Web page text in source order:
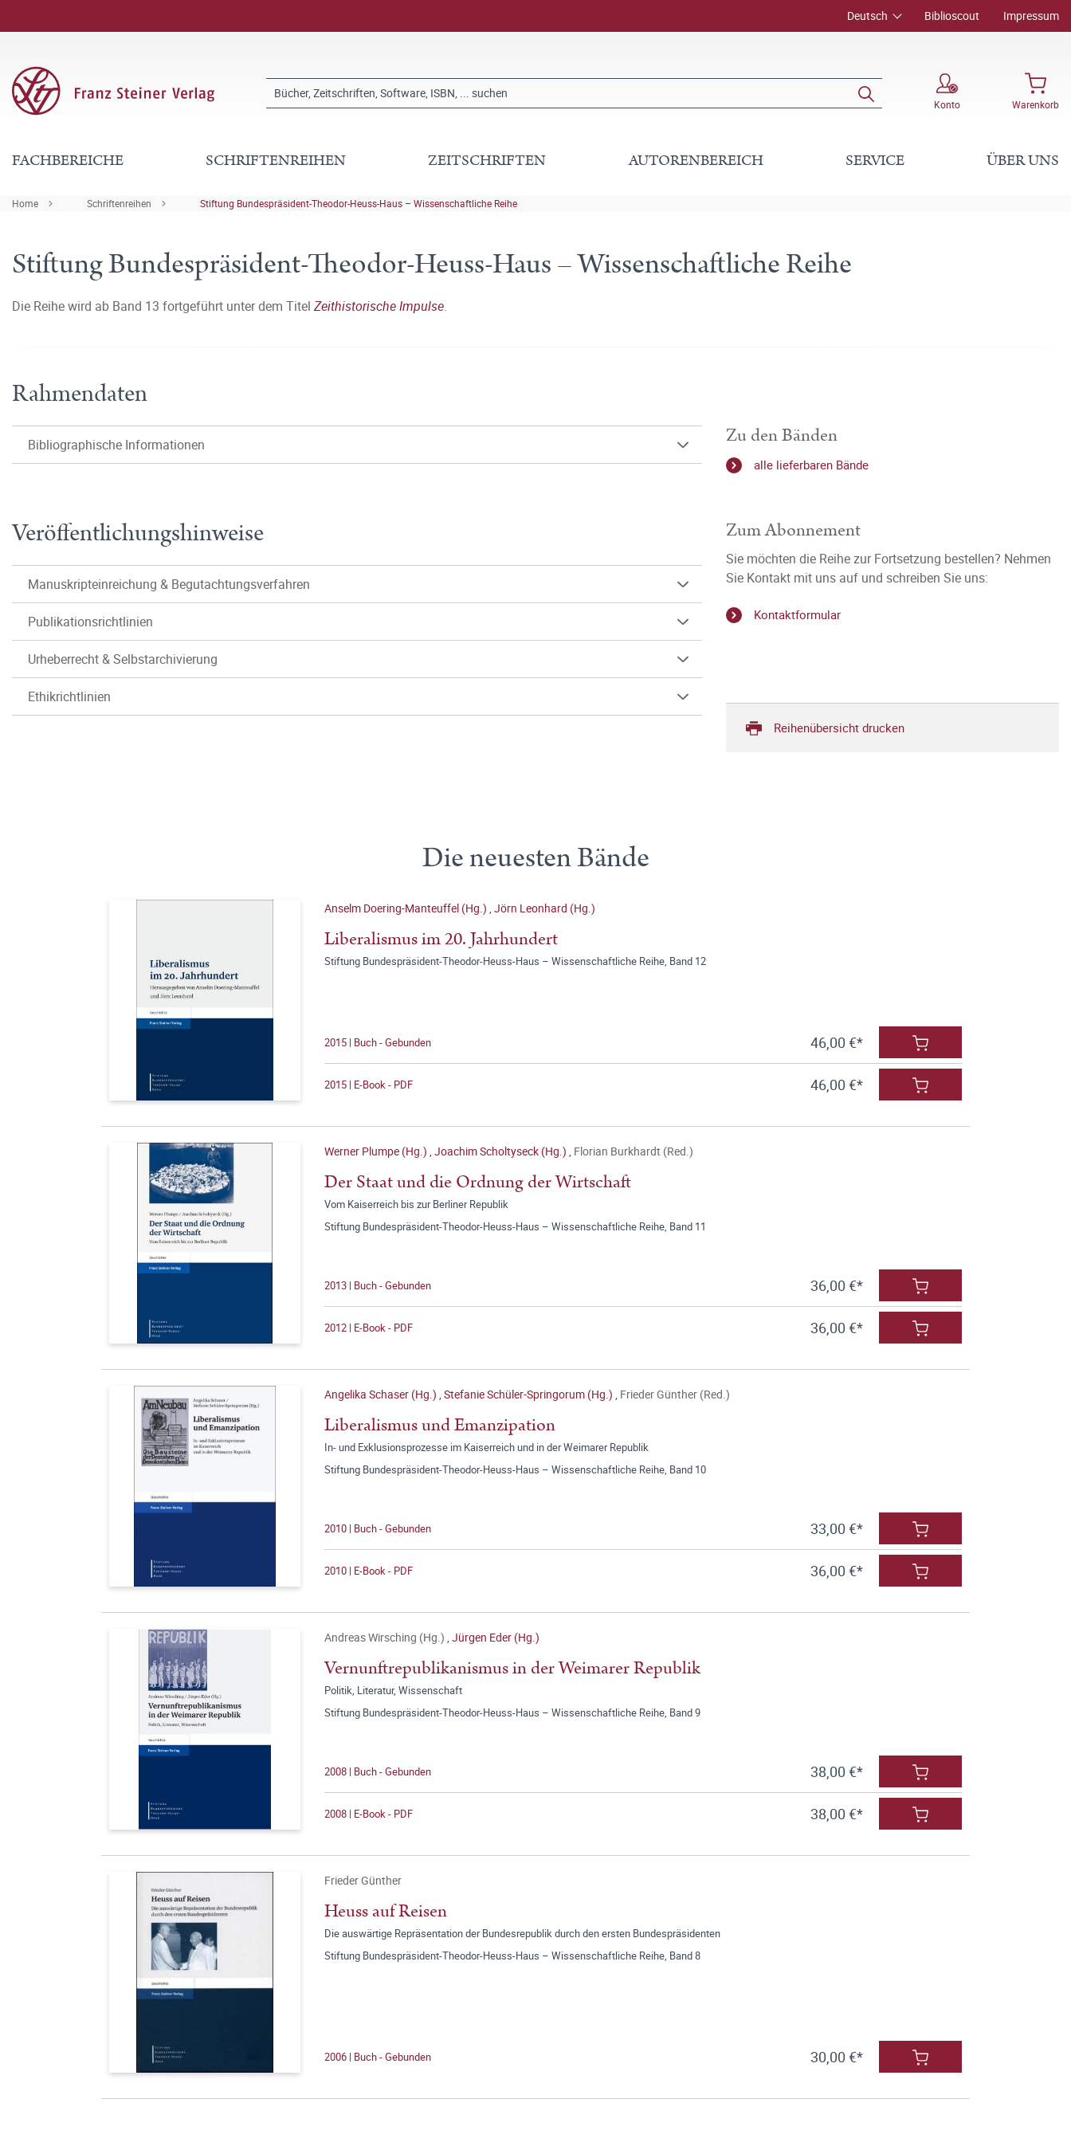
Deutsch Biblioscout Impressum
Konto Warenkorb
FACHBEREICHE SCHRIFTENREIHEN ZEITSCHRIFTEN AUTORENBEREICH SERVICE ÜBER UNS
Home Schriftenreihen Stiftung Bundespräsident-Theodor-Heuss-Haus – Wissenschaftliche Reihe
Stiftung Bundespräsident-Theodor-Heuss-Haus – Wissenschaftliche Reihe
Die Reihe wird ab Band 13 fortgeführt unter dem Titel Zeithistorische Impulse.
Rahmendaten
Bibliographische Informationen
Veröffentlichungshinweise
Manuskripteinreichung & Begutachtungsverfahren
Publikationsrichtlinien
Urheberrecht & Selbstarchivierung
Ethikrichtlinien
Zu den Bänden
alle lieferbaren Bände
Zum Abonnement
Sie möchten die Reihe zur Fortsetzung bestellen? Nehmen
Sie Kontakt mit uns auf und schreiben Sie uns:
Kontaktformular
Reihenübersicht drucken
Die neuesten Bände
Anselm Doering-Manteuffel (Hg.) Jörn Leonhard (Hg.)
Liberalismus im 20. Jahrhundert
Stiftung Bundespräsident-Theodor-Heuss-Haus – Wissenschaftliche Reihe, Band 12
2015 | Buch - Gebunden 46,00 €*
2015 | E-Book - PDF 46,00 €*
Werner Plumpe (Hg.) Joachim Scholtyseck (Hg.) Florian Burkhardt (Red.)
Der Staat und die Ordnung der Wirtschaft
Vom Kaiserreich bis zur Berliner Republik
Stiftung Bundespräsident-Theodor-Heuss-Haus – Wissenschaftliche Reihe, Band 11
2013 | Buch - Gebunden 36,00 €*
2012 | E-Book - PDF 36,00 €*
Angelika Schaser (Hg.) Stefanie Schüler-Springorum (Hg.) Frieder Günther (Red.)
Liberalismus und Emanzipation
In- und Exklusionsprozesse im Kaiserreich und in der Weimarer Republik
Stiftung Bundespräsident-Theodor-Heuss-Haus – Wissenschaftliche Reihe, Band 10
2010 | Buch - Gebunden 33,00 €*
2010 | E-Book - PDF 36,00 €*
Andreas Wirsching (Hg.) Jürgen Eder (Hg.)
Vernunftrepublikanismus in der Weimarer Republik
Politik, Literatur, Wissenschaft
Stiftung Bundespräsident-Theodor-Heuss-Haus – Wissenschaftliche Reihe, Band 9
2008 | Buch - Gebunden 38,00 €*
2008 | E-Book - PDF 38,00 €*
Frieder Günther
Heuss auf Reisen
Die auswärtige Repräsentation der Bundesrepublik durch den ersten Bundespräsidenten
Stiftung Bundespräsident-Theodor-Heuss-Haus – Wissenschaftliche Reihe, Band 8
2006 | Buch - Gebunden 30,00 €*